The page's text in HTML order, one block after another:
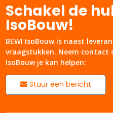
Schakel de
IsoBouw!
BEWI IsoBouw is naast
vraagstukken. Neem contact
IsoBouw je kan helpen:
Stuur een bericht